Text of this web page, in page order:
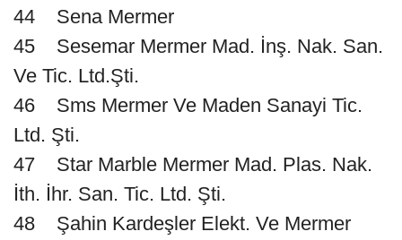
44 Sena Mermer
45 Sesemar Mermer Mad. İnş. Nak. San.
Ve Tic. Ltd.Şti.
46 Sms Mermer Ve Maden Sanayi Tic.
Ltd. Şti.
47 Star Marble Mermer Mad. Plas. Nak.
İth. İhr. San. Tic. Ltd. Şti.
48 Şahin Kardeşler Elekt. Ve Mermer